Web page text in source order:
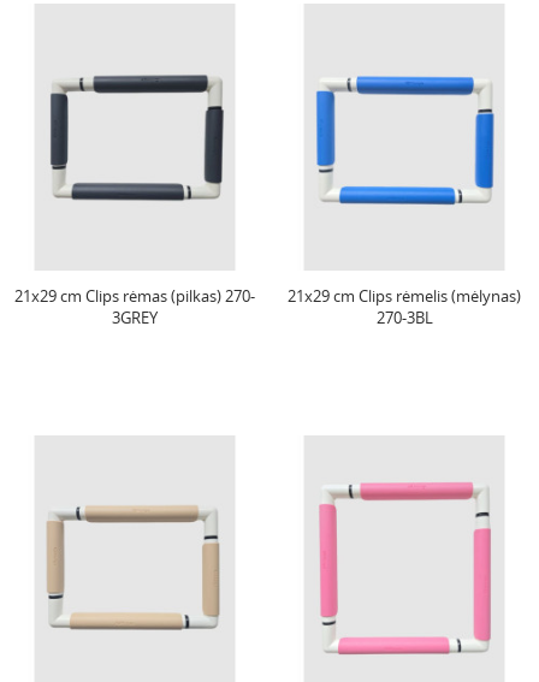
21x29 cm Clips rėmas (pilkas) 270-
3GREY
21x29 cm Clips rėmelis (mėlynas)
270-3BL